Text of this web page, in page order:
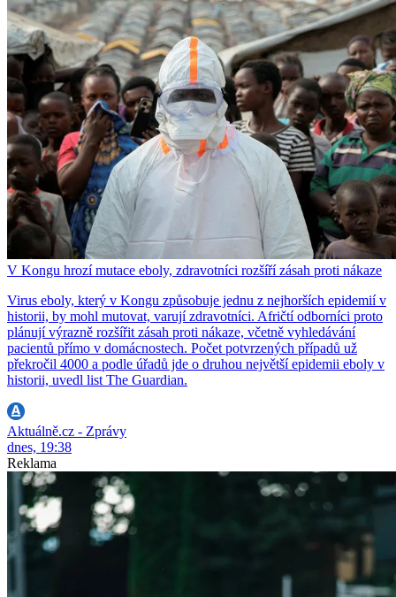
V Kongu hrozí mutace eboly, zdravotníci rozšíří zásah proti nákaze
Virus eboly, který v Kongu způsobuje jednu z nejhorších epidemií v
historii, by mohl mutovat, varují zdravotníci. Afričtí odborníci proto
plánují výrazně rozšířit zásah proti nákaze, včetně vyhledávání
pacientů přímo v domácnostech. Počet potvrzených případů už
překročil 4000 a podle úřadů jde o druhou největší epidemii eboly v
historii, uvedl list The Guardian.
Aktuálně.cz - Zprávy
dnes, 19:38
Reklama